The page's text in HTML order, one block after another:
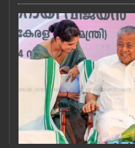
LOCAL
OBITUARY
NEWS 360
CASE DIARY